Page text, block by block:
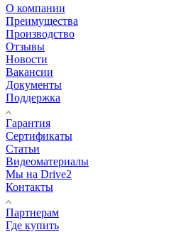
О компании
Преимущества
Производство
Отзывы
Новости
Вакансии
Документы
Поддержка
Гарантия
Сертификаты
Статьи
Видеоматериалы
Мы на Drive2
Контакты
Партнерам
Где купить